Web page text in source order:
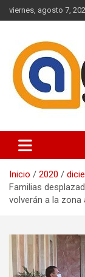
Saltar
al
viernes, agosto 7,
Agenda
Inicio 2020
Familias
volverán a la zona